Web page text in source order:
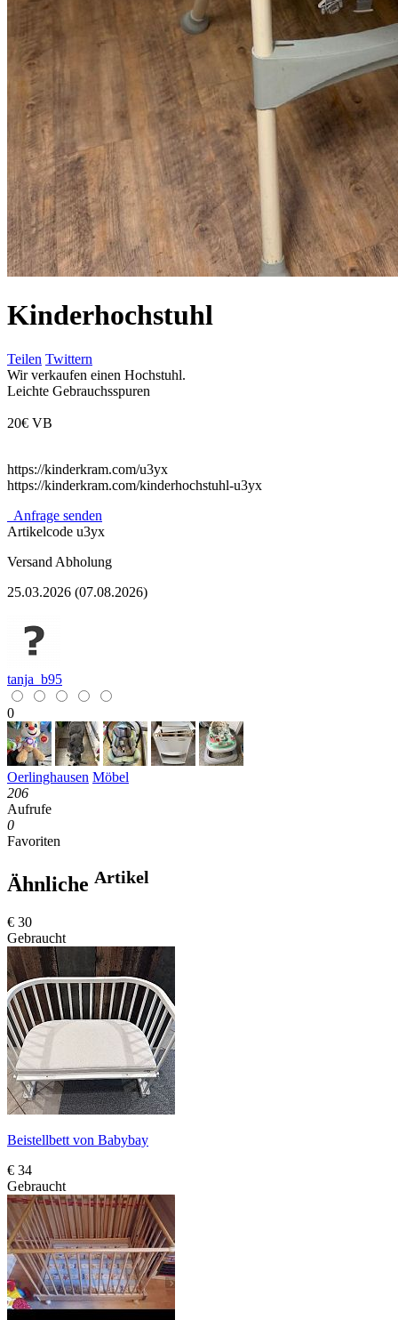
Kinderhochstuhl
Teilen Twittern
Wir verkaufen einen Hochstuhl.
Leichte Gebrauchsspuren
20€ VB
https://kinderkram.com/u3yx
https://kinderkram.com/kinderhochstuhl-u3yx
Anfrage senden
Artikelcode u3yx
Versand Abholung
25.03.2026 (07.08.2026)
tanja_b95
0
Oerlinghausen Möbel
206
Aufrufe
0
Favoriten
Ähnliche Artikel
€ 30
Gebraucht
Beistellbett von Babybay
€ 34
Gebraucht